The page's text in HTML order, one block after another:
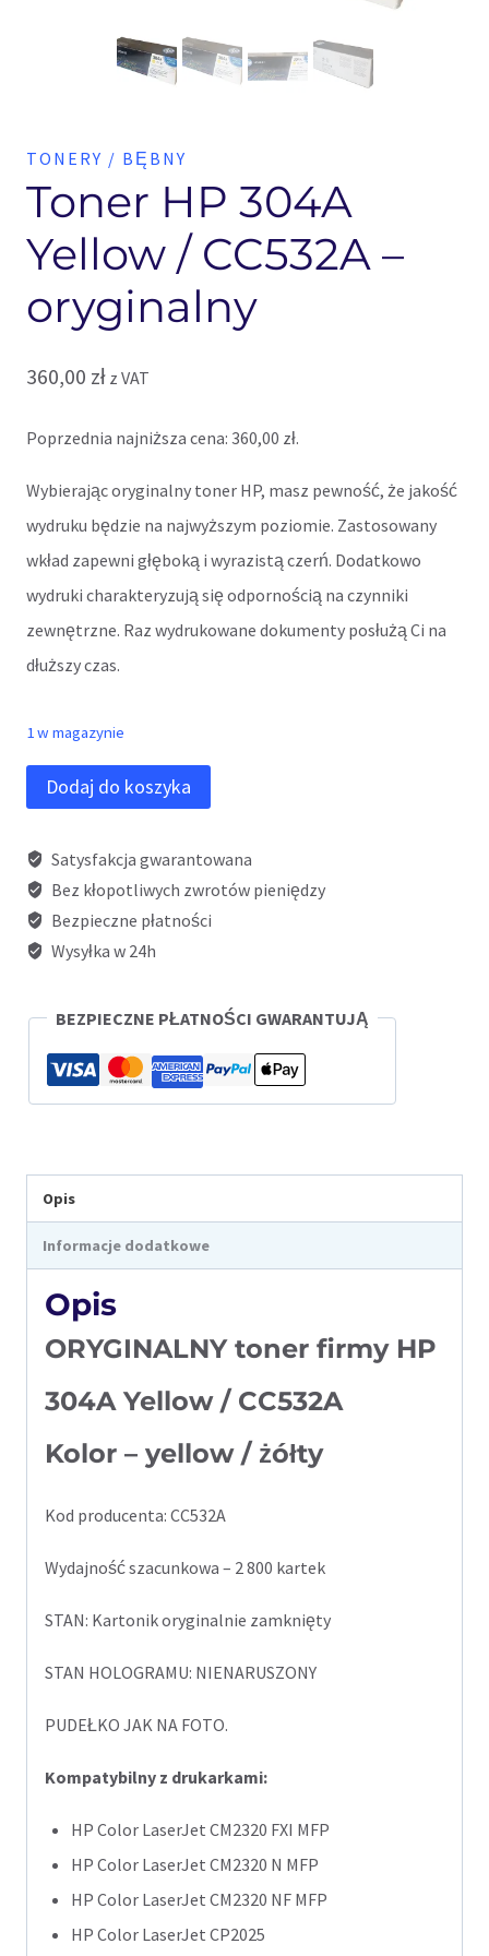
TONERY / BĘBNY
Toner HP 304A
Yellow / CC532A –
oryginalny
360,00 zł z VAT
Poprzednia najniższa cena: 360,00 zł.
Wybierając oryginalny toner HP, masz pewność, że jakość
wydruku będzie na najwyższym poziomie. Zastosowany
wkład zapewni głęboką i wyrazistą czerń. Dodatkowo
wydruki charakteryzują się odpornością na czynniki
zewnętrzne. Raz wydrukowane dokumenty posłużą Ci na
dłuższy czas.
1 w magazynie
ilość
Toner
HP
304A
Yellow
/
-
oryginalny
Dodaj do koszyka
Satysfakcja gwarantowana
Bez kłopotliwych zwrotów pieniędzy
Bezpieczne płatności
Wysyłka w 24h
BEZPIECZNE PŁATNOŚCI GWARANTUJĄ
Opis
Informacje dodatkowe
Opis
ORYGINALNY toner firmy HP
304A Yellow / CC532A
Kolor – yellow / żółty
Kod producenta: CC532A
Wydajność szacunkowa – 2 800 kartek
STAN: Kartonik oryginalnie zamknięty
STAN HOLOGRAMU: NIENARUSZONY
PUDEŁKO JAK NA FOTO.
Kompatybilny z drukarkami:
HP Color LaserJet CM2320 FXI MFP
HP Color LaserJet CM2320 N MFP
HP Color LaserJet CM2320 NF MFP
HP Color LaserJet CP2025